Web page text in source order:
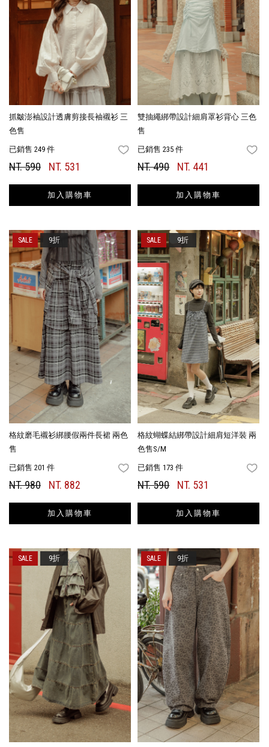
抓皺澎袖設計透膚剪接長袖襯衫 三
色售
已銷售 249 件 FAVORITES
NT. 590 NT. 531
加入購物車
雙抽繩綁帶設計細肩罩衫背心 三色
售
已銷售 235 件
NT. 490 NT. 441
加入購物車
格紋磨毛襯衫綁腰假兩件長裙 兩色
售
已銷售 201 件 FAVORITES
NT. 980 NT. 882
加入購物車
9折
格紋蝴蝶結綁帶設計細肩短洋裝 兩
色售S/M
已銷售 173 件
NT. 590 NT. 531
加入購物車
9折
9折 9折